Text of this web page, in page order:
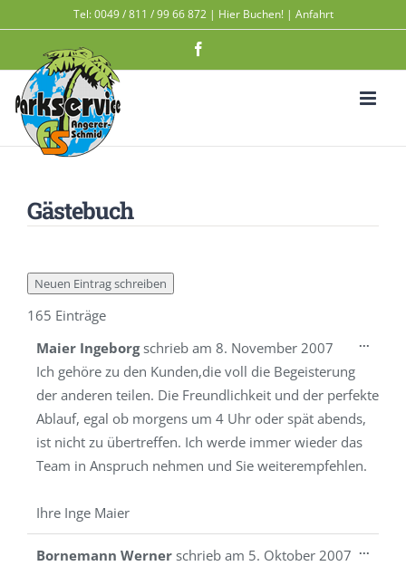
Inhalt
springen
Tel:0049 / 811 / 99 66 872| Hier Buchen!| Anfahrt
Gästebuch
165 Einträge
Maier Ingeborgschrieb am 8. November 2007
Ich gehöre zu den Kunden,die voll die Begeisterung
der anderen teilen. Die Freundlichkeit und der perfekte
Ablauf, egal ob morgens um 4 Uhr oder spät abends,
ist nicht zu übertreffen. Ich werde immer wieder das
Team in Anspruch nehmen und Sie weiterempfehlen.
Ihre Inge Maier
...
Bornemann Werner schrieb am 5. Oktober 2007
...